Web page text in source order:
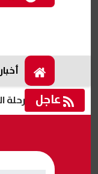
أخبار
عاجل
المرحلة الأولى